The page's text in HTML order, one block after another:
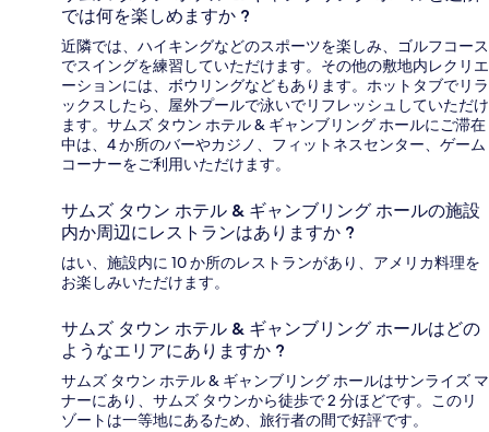
では何を楽しめますか ?
近隣では、ハイキングなどのスポーツを楽しみ、ゴルフコース
でスイングを練習していただけます。その他の敷地内レクリエ
ーションには、ボウリングなどもあります。ホットタブでリラ
ックスしたら、屋外プールで泳いでリフレッシュしていただけ
ます。サムズ タウン ホテル & ギャンブリング ホールにご滞在
中は、4 か所のバーやカジノ、フィットネスセンター、ゲーム
コーナーをご利用いただけます。
サムズ タウン ホテル & ギャンブリング ホールの施設
内か周辺にレストランはありますか ?
はい、施設内に 10 か所のレストランがあり、アメリカ料理を
お楽しみいただけます。
サムズ タウン ホテル & ギャンブリング ホールはどの
ようなエリアにありますか ?
サムズ タウン ホテル & ギャンブリング ホールはサンライズ マ
ナーにあり、サムズ タウンから徒歩で 2 分ほどです。このリ
ゾートは一等地にあるため、旅行者の間で好評です。